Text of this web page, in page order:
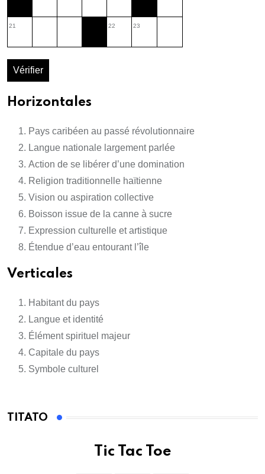
21 22 23
Vérifier
Horizontales
Pays caribéen au passé révolutionnaire
Langue nationale largement parlée
Action de se libérer d’une domination
Religion traditionnelle haïtienne
Vision ou aspiration collective
Boisson issue de la canne à sucre
Expression culturelle et artistique
Étendue d’eau entourant l’île
Verticales
Habitant du pays
Langue et identité
Élément spirituel majeur
Capitale du pays
Symbole culturel
TITATO
Tic Tac Toe